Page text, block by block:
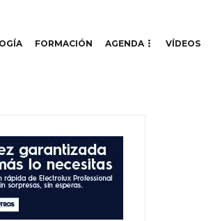
FORMACIÓN AGENDA VÍDEOS